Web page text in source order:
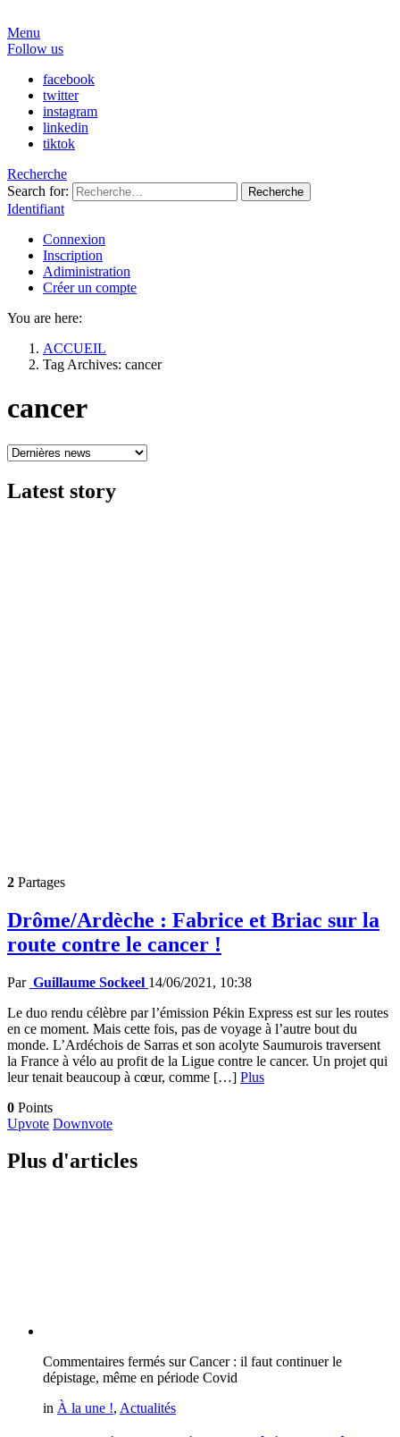
Menu
Follow us
facebook
twitter
instagram
linkedin
tiktok
Recherche
Search for:
Recherche
Identifiant
Connexion
Inscription
Adiministration
Créer un compte
You are here:
ACCUEIL
Tag Archives: cancer
cancer
Latest story
2 Partages
Drôme/Ardèche : Fabrice et Briac sur la
route contre le cancer !
Par Guillaume Sockeel 14/06/2021, 10:38
Le duo rendu célèbre par l’émission Pékin Express est sur les routes
en ce moment. Mais cette fois, pas de voyage à l’autre bout du
monde. L’Ardéchois de Sarras et son acolyte Saumurois traversent
la France à vélo au profit de la Ligue contre le cancer. Un projet qui
leur tenait beaucoup à cœur, comme […] Plus
0 Points
Upvote Downvote
Plus d'articles
Commentaires fermés sur Cancer : il faut continuer le
dépistage, même en période Covid
in À la une !, Actualités